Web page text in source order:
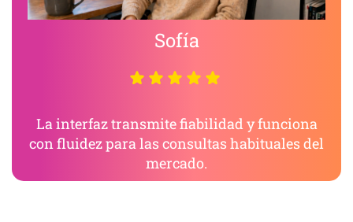
Sofía
La interfaz transmite fiabilidad y funciona
con fluidez para las consultas habituales del
mercado.